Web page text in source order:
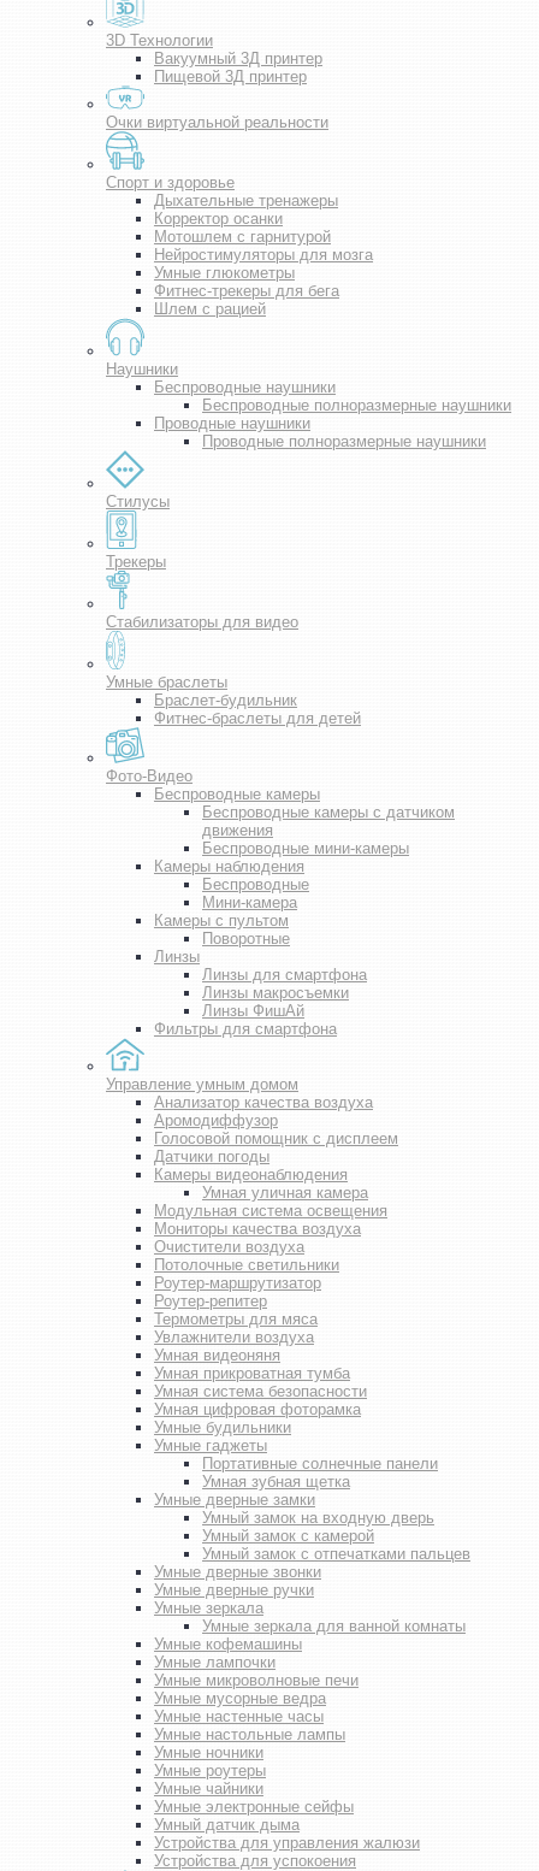
3D Технологии
Вакуумный 3Д принтер
Пищевой 3Д принтер
Очки виртуальной реальности
Спорт и здоровье
Дыхательные тренажеры
Корректор осанки
Мотошлем с гарнитурой
Нейростимуляторы для мозга
Умные глюкометры
Фитнес-трекеры для бега
Шлем с рацией
Наушники
Беспроводные наушники
Беспроводные полноразмерные наушники
Проводные наушники
Проводные полноразмерные наушники
Стилусы
Трекеры
Стабилизаторы для видео
Умные браслеты
Браслет-будильник
Фитнес-браслеты для детей
Фото-Видео
Беспроводные камеры
Беспроводные камеры с датчиком
движения
Беспроводные мини-камеры
Камеры наблюдения
Беспроводные
Мини-камера
Камеры с пультом
Поворотные
Линзы
Линзы для смартфона
Линзы макросъемки
Линзы ФишАй
Фильтры для смартфона
Управление умным домом
Анализатор качества воздуха
Аромодиффузор
Голосовой помощник с дисплеем
Датчики погоды
Камеры видеонаблюдения
Умная уличная камера
Модульная система освещения
Мониторы качества воздуха
Очистители воздуха
Потолочные светильники
Роутер-маршрутизатор
Роутер-репитер
Термометры для мяса
Увлажнители воздуха
Умная видеоняня
Умная прикроватная тумба
Умная система безопасности
Умная цифровая фоторамка
Умные будильники
Умные гаджеты
Портативные солнечные панели
Умная зубная щетка
Умные дверные замки
Умный замок на входную дверь
Умный замок с камерой
Умный замок с отпечатками пальцев
Умные дверные звонки
Умные дверные ручки
Умные зеркала
Умные зеркала для ванной комнаты
Умные кофемашины
Умные лампочки
Умные микроволновые печи
Умные мусорные ведра
Умные настенные часы
Умные настольные лампы
Умные ночники
Умные роутеры
Умные чайники
Умные электронные сейфы
Умный датчик дыма
Устройства для управления жалюзи
Устройства для успокоения